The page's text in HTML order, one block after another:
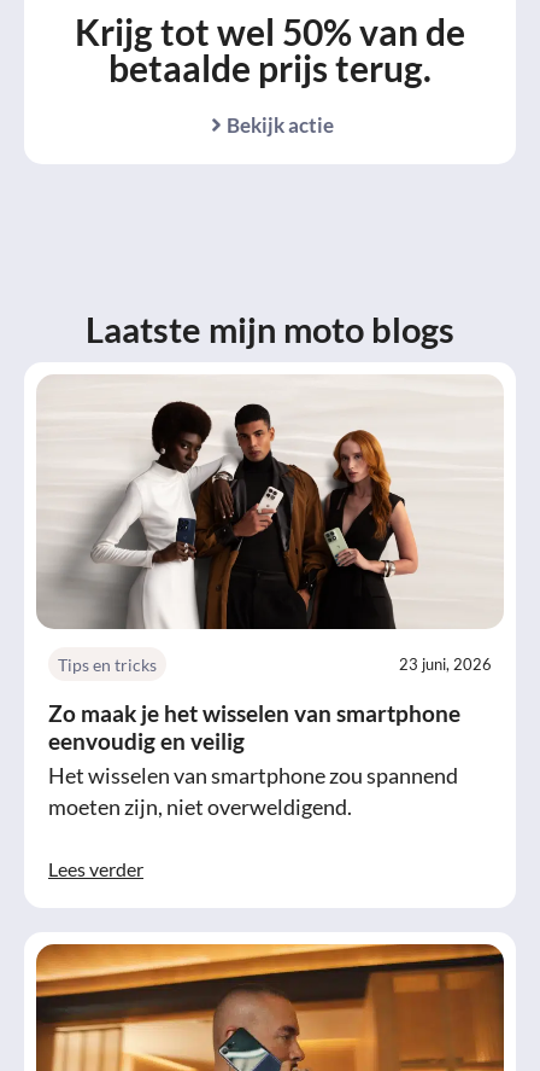
Krijg tot wel 50% van de
betaalde prijs terug.
Bekijk actie
Laatste mijn moto blogs
Tips en tricks 23 juni, 2026
Zo maak je het wisselen van smartphone
eenvoudig en veilig
Het wisselen van smartphone zou spannend
moeten zijn, niet overweldigend.
Lees verder